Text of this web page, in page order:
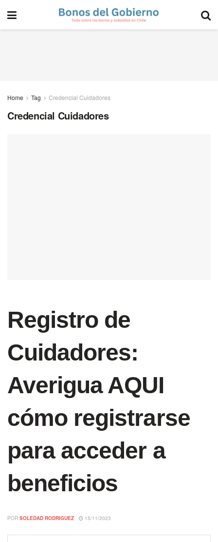
Home Tag Credencial Cuidadores
Credencial Cuidadores
Registro de
Cuidadores:
Averigua AQUI
cómo registrarse
para acceder a
beneficios
POR SOLEDAD RODRIGUEZ 15/11/2023